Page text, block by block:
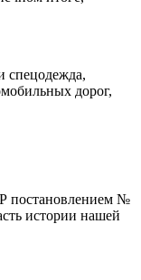
спецодежда,
дорог,
постановлением №
истории нашей